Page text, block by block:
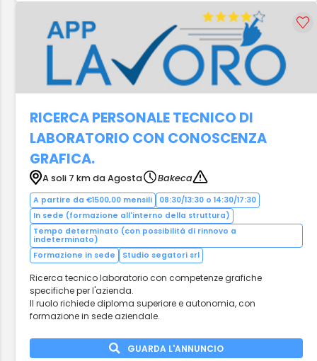
RICERCA PERSONALE TECNICO DI
LABORATORIO CON CONOSCENZA
GRAFICA.
A soli 7 km da Agosta Bakeca
A partire da €1500,00 mensili
08:30/13:30 o 14:30/17:30
In sede (formazione all'interno della struttura)
Tempo determinato (con possibilità di rinnovo a
indeterminato)
Formazione in sede
Studio segatori srl
Ricerca tecnico laboratorio con competenze grafiche
specifiche per l'azienda.
Il ruolo richiede diploma superiore e autonomia, con
formazione in sede aziendale.
GUARDA L'ANNUNCIO